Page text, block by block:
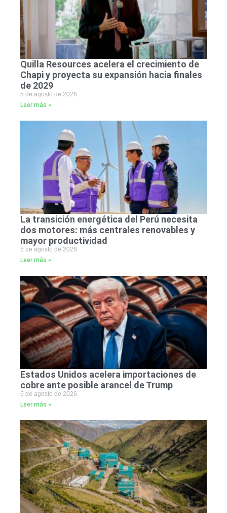
Quilla Resources acelera el crecimiento de
Chapi y proyecta su expansión hacia finales
de 2029
5 de agosto de 2026
Leer más »
La transición energética del Perú necesita
dos motores: más centrales renovables y
mayor productividad
5 de agosto de 2026
Leer más »
Estados Unidos acelera importaciones de
cobre ante posible arancel de Trump
5 de agosto de 2026
Leer más »